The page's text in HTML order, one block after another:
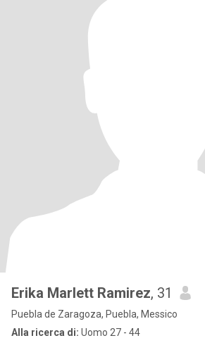
Erika Marlett Ramirez, 31
Puebla de Zaragoza, Puebla, Messico
Alla ricerca di: Uomo 27 - 44